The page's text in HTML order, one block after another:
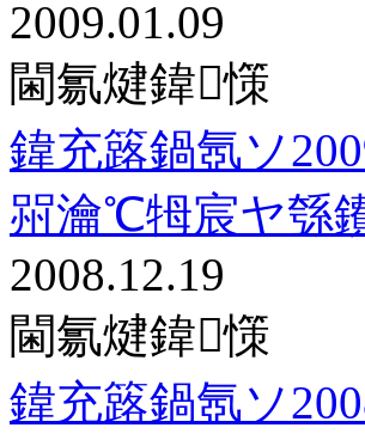
2009.01.09
閫氱煡鍏憡
鍏充簬鍋氬ソ
喌瀹℃牳宸ヤ綔
2008.12.19
閫氱煡鍏憡
鍏充簬鍋氬ソ